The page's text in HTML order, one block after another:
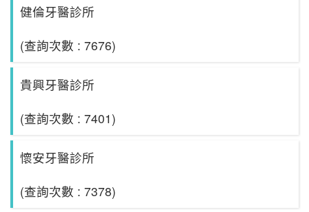
健倫牙醫診所
(查詢次數 : 7676)
貴興牙醫診所
(查詢次數 : 7401)
懷安牙醫診所
(查詢次數 : 7378)